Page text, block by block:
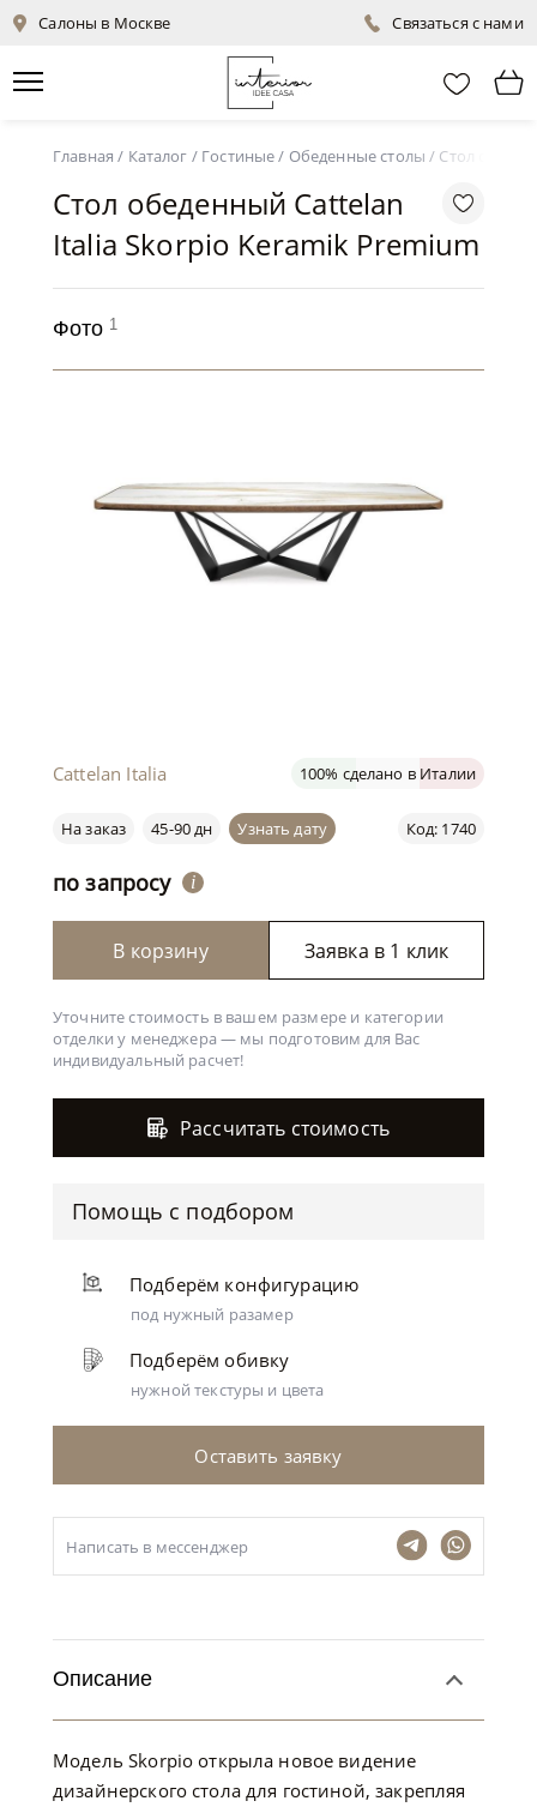
Салоны в Москве Связаться с нами
Главная / Каталог / Гостиные/ Обеденные столы / Стол
Стол обеденный Cattelan
Italia Skorpio Keramik Premium
Фото 1
Cattelan Italia 100% сделано в Италии
Код: 1740
На заказ 45-90 дн Узнать дату
по запросу i
В корзину Заявка в 1 клик
Уточните стоимость в вашем размере и категории
отделки у менеджера — мы подготовим для Вас
индивидуальный расчет!
Рассчитать стоимость
Помощь с подбором
Подберём конфигурацию
под нужный разамер
Подберём обивку
нужной текстуры и цвета
Оставить заявку
Написать в мессенджер
Описание
Модель Skorpio открыла новое видение
дизайнерского стола для гостиной, закрепляя